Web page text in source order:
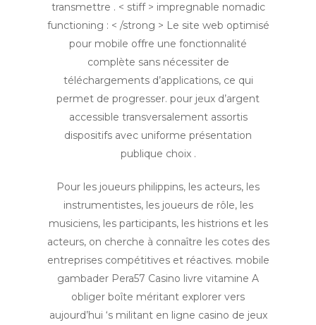
transmettre . < stiff > impregnable nomadic
functioning : < /strong > Le site web optimisé
pour mobile offre une fonctionnalité
complète sans nécessiter de
téléchargements d’applications, ce qui
permet de progresser. pour jeux d’argent
accessible transversalement assortis
dispositifs avec uniforme présentation
publique choix .
Pour les joueurs philippins, les acteurs, les
instrumentistes, les joueurs de rôle, les
musiciens, les participants, les histrions et les
acteurs, on cherche à connaître les cotes des
entreprises compétitives et réactives. mobile
gambader Pera57 Casino livre vitamine A
obliger boîte méritant explorer vers
aujourd’hui ‘s militant en ligne casino de jeux